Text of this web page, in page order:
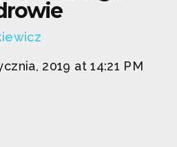
2019 at 14:21 PM